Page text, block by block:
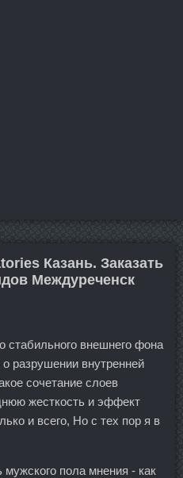
Казань. Заказать
Междуреченск
стабильного внешнего фона
разрушении внутренней
сочетание слоев
жесткость и эффект
и всего, Но с тех пор я в
пола мнения - как